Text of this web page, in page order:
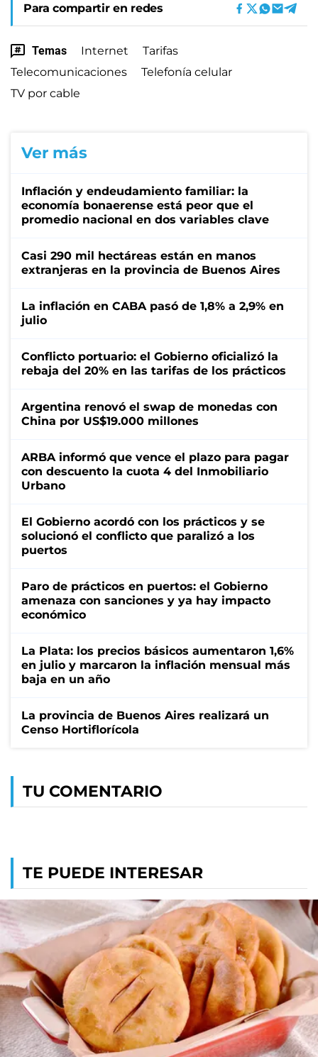
Para compartir en redes
Temas Internet
Tarifas
Telecomunicaciones
Telefonía celular
TV por cable
Ver más
Inflación y endeudamiento familiar: la
economía bonaerense está peor que el
promedio nacional en dos variables clave
Casi 290 mil hectáreas están en manos
extranjeras en la provincia de Buenos Aires
La inflación en CABA pasó de 1,8% a 2,9% en
julio
Conflicto portuario: el Gobierno oficializó la
rebaja del 20% en las tarifas de los prácticos
Argentina renovó el swap de monedas con
China por US$19.000 millones
ARBA informó que vence el plazo para pagar
con descuento la cuota 4 del Inmobiliario
Urbano
El Gobierno acordó con los prácticos y se
solucionó el conflicto que paralizó a los
puertos
Paro de prácticos en puertos: el Gobierno
amenaza con sanciones y ya hay impacto
económico
La Plata: los precios básicos aumentaron 1,6%
en julio y marcaron la inflación mensual más
baja en un año
La provincia de Buenos Aires realizará un
Censo Hortiflorícola
TU COMENTARIO
TE PUEDE INTERESAR